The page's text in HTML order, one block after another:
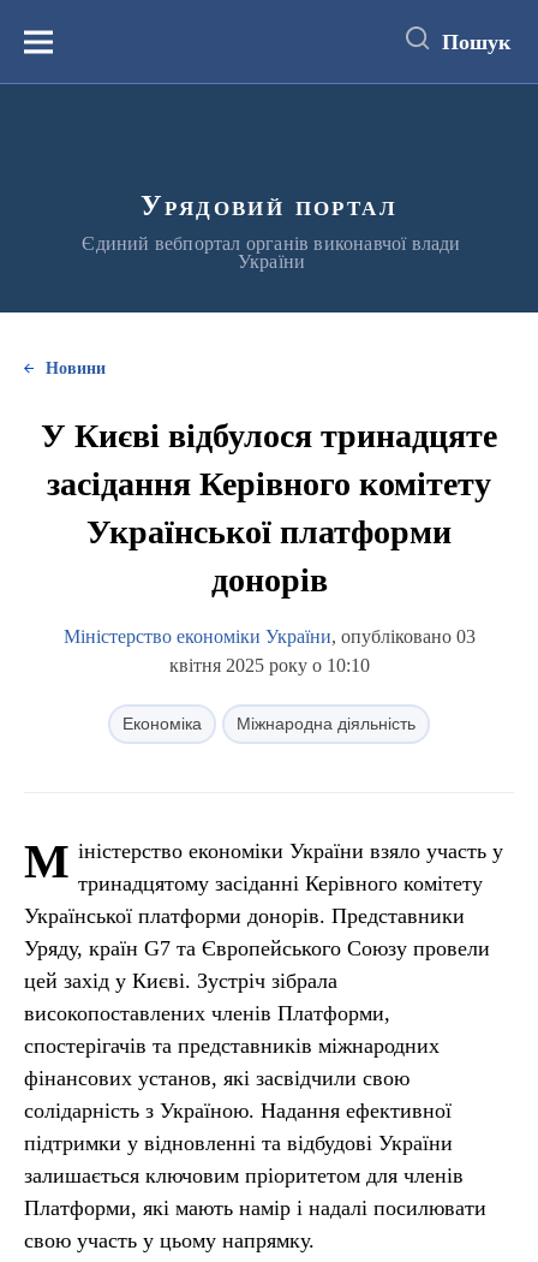
вмістуМеню Пошук
Урядовий портал
Єдиний вебпортал органів виконавчої влади
України
Новини
У Києві відбулося тринадцяте
засідання Керівного комітету
Української платформи
донорів
Міністерство економіки України, опубліковано 03
квітня 2025 року о 10:10
Економіка Міжнародна діяльність
М іністерство економіки України взяло участь у
тринадцятому засіданні Керівного комітету
Української платформи донорів. Представники
Уряду, країн G7 та Європейського Союзу провели
цей захід у Києві. Зустріч зібрала
високопоставлених членів Платформи,
спостерігачів та представників міжнародних
фінансових установ, які засвідчили свою
солідарність з Україною. Надання ефективної
підтримки у відновленні та відбудові України
залишається ключовим пріоритетом для членів
Платформи, які мають намір і надалі посилювати
свою участь у цьому напрямку.